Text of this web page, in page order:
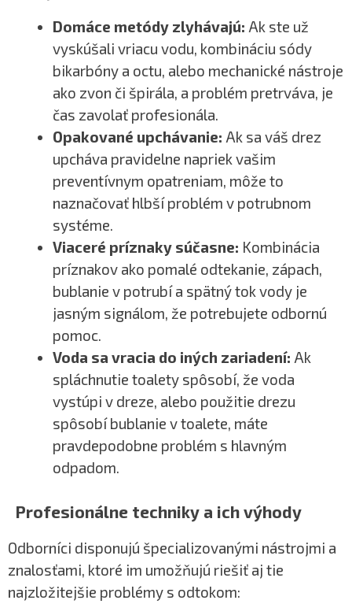
Domáce metódy zlyhávajú: Ak ste už
vyskúšali vriacu vodu, kombináciu sódy
bikarbóny a octu, alebo mechanické nástroje
ako zvon či špirála, a problém pretrváva, je
čas zavolať profesionála.
Opakované upchávanie: Ak sa váš drez
upcháva pravidelne napriek vašim
preventívnym opatreniam, môže to
naznačovať hlbší problém v potrubnom
systéme.
Viaceré príznaky súčasne: Kombinácia
príznakov ako pomalé odtekanie, zápach,
bublanie v potrubí a spätný tok vody je
jasným signálom, že potrebujete odbornú
pomoc.
Voda sa vracia do iných zariadení: Ak
spláchnutie toalety spôsobí, že voda
vystúpi v dreze, alebo použitie drezu
spôsobí bublanie v toalete, máte
pravdepodobne problém s hlavným
odpadom.
Profesionálne techniky a ich výhody
Odborníci disponujú špecializovanými nástrojmi a
znalosťami, ktoré im umožňujú riešiť aj tie
najzložitejšie problémy s odtokom: